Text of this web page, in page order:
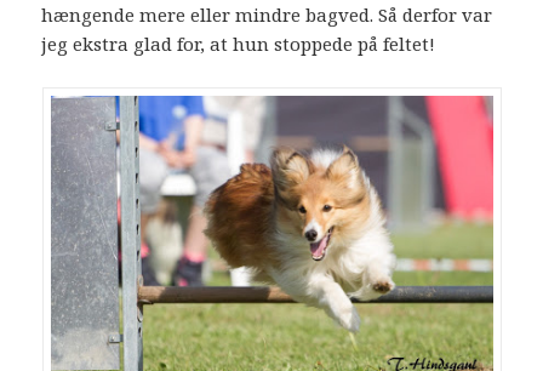
hængende mere eller mindre bagved. Så derfor var
jeg ekstra glad for, at hun stoppede på feltet!